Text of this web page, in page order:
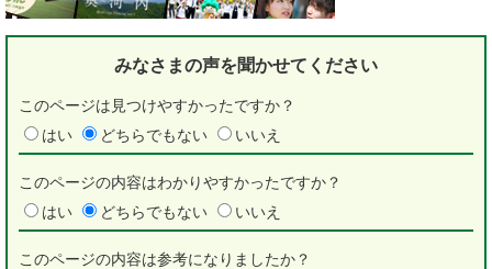
みなさまの声を聞かせてください
このページは見つけやすかったですか？
はい
どちらでもない いいえ
このページの内容はわかりやすかったですか？
はい
どちらでもない いいえ
このページの内容は参考になりましたか？